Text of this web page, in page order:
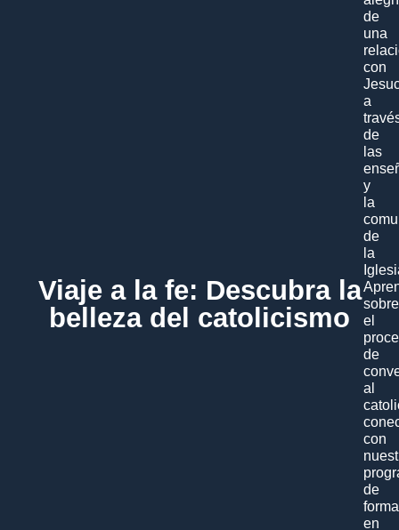
Viaje a la fe: Descubra la
belleza del catolicismo
de
una
con
a
de
las
y
la
de
la
sobre
el
de
al
con
de
en